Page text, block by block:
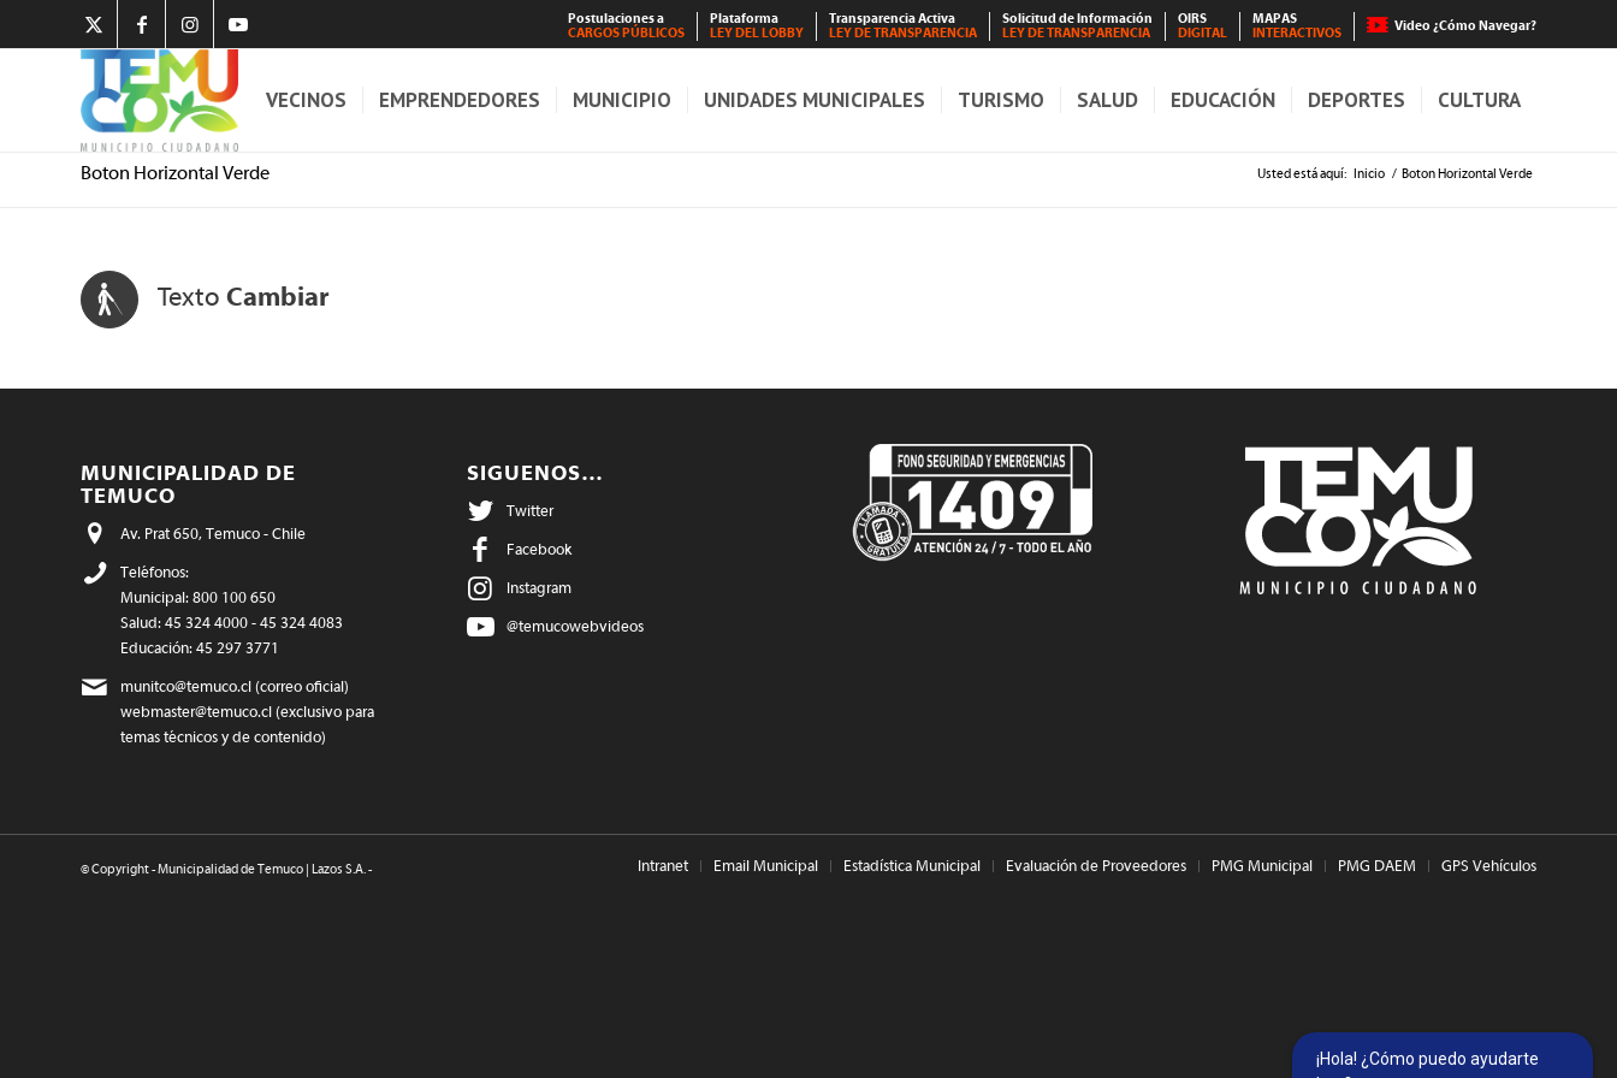
Postulaciones a
CARGOS PÚBLICOS
Plataforma
LEY DEL LOBBY
Transparencia Activa
LEY DE TRANSPARENCIA
Solicitud de Información
LEY DE TRANSPARENCIA
OIRS
DIGITAL
MAPAS
INTERACTIVOS
Video ¿Cómo Navegar?
VECINOS EMPRENDEDORES MUNICIPIO UNIDADES MUNICIPALES TURISMO SALUD EDUCACIÓN DEPORTES CULTURA
Boton Horizontal Verde Usted está aquí: Inicio / Boton Horizontal Verde
Texto Cambiar
MUNICIPALIDAD DE
TEMUCO
Av. Prat 650, Temuco - Chile
Teléfonos:
Municipal: 800 100 650
Salud: 45 324 4000 - 45 324 4083
Educación: 45 297 3771
munitco@temuco.cl (correo oficial)
webmaster@temuco.cl (exclusivo para
temas técnicos y de contenido)
SIGUENOS…
Twitter
Facebook
Instagram
@temucowebvideos
© Copyright - Municipalidad de Temuco | Lazos S.A. - Intranet Email Municipal Estadística Municipal Evaluación de Proveedores PMG Municipal PMG DAEM GPS Vehículos
¡Hola! ¿Cómo puedo ayudarte